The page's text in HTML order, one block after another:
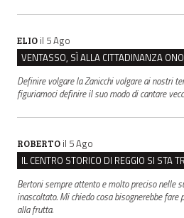
ELIO il 5 Ago
Definire volgare la Zanicchi volgare ai nostri
figuriamoci definire il suo modo di cantare
ROBERTO il 5 Ago
Bertoni sempre attento e molto preciso nelle
inascoltato. Mi chiedo cosa bisognerebbe
alla frutta.